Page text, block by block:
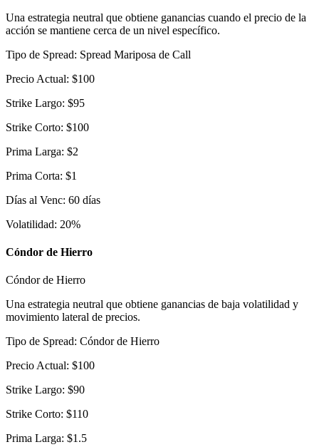
Una estrategia neutral que obtiene ganancias cuando el precio de la
acción se mantiene cerca de un nivel específico.
Tipo de Spread: Spread Mariposa de Call
Precio Actual: $100
Strike Largo: $95
Strike Corto: $100
Prima Larga: $2
Prima Corta: $1
Días al Venc: 60 días
Volatilidad: 20%
Cóndor de Hierro
Cóndor de Hierro
Una estrategia neutral que obtiene ganancias de baja volatilidad y
movimiento lateral de precios.
Tipo de Spread: Cóndor de Hierro
Precio Actual: $100
Strike Largo: $90
Strike Corto: $110
Prima Larga: $1.5